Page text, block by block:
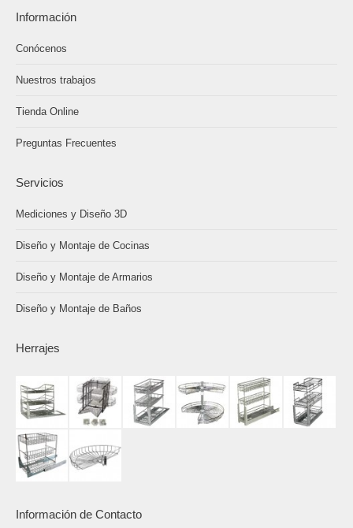
Información
Conócenos
Nuestros trabajos
Tienda Online
Preguntas Frecuentes
Servicios
Mediciones y Diseño 3D
Diseño y Montaje de Cocinas
Diseño y Montaje de Armarios
Diseño y Montaje de Baños
Herrajes
Información de Contacto